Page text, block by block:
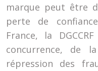
marque peut être
perte de
France, la
concurrence, de
répression des